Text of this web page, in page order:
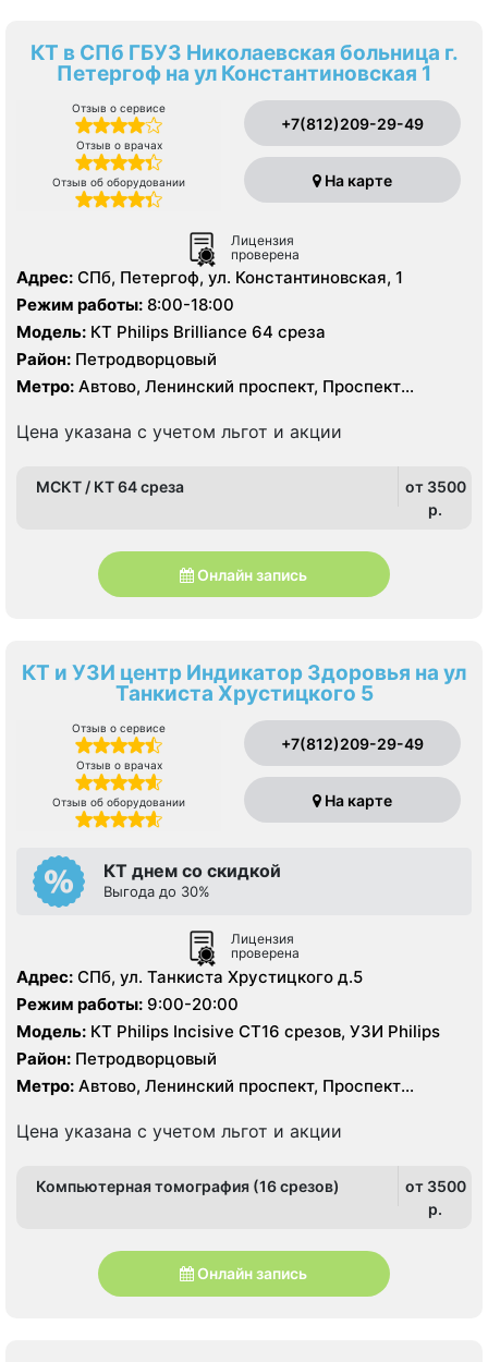
КТ в СПб ГБУЗ Николаевская больница г.
Петергоф на ул Константиновская 1
Отзыв о сервисе
Отзыв о врачах
Отзыв об оборудовании
+7(812)209-29-49
На карте
Лицензия
проверена
Адрес: СПб, Петергоф, ул. Константиновская, 1
Режим работы: 8:00-18:00
Модель: КТ Philips Brilliance 64 среза
Район: Петродворцовый
Метро: Автово, Ленинский проспект, Проспект
Цена указана с учетом льгот и акции
МСКТ / КТ 64 среза
от 3500
p.
Онлайн запись
КТ и УЗИ центр Индикатор Здоровья на ул
Танкиста Хрустицкого 5
Отзыв о сервисе
Отзыв о врачах
Отзыв об оборудовании
+7(812)209-29-49
На карте
КТ днем со скидкой
Выгода до 30%
Лицензия
проверена
Адрес: СПб, ул. Танкиста Хрустицкого д.5
Режим работы: 9:00-20:00
Модель: КТ Philips Incisive CT16 срезов, УЗИ Philips
Район: Петродворцовый
Метро: Автово, Ленинский проспект, Проспект
Цена указана с учетом льгот и акции
Компьютерная томография (16 срезов)
от 3500
p.
Онлайн запись